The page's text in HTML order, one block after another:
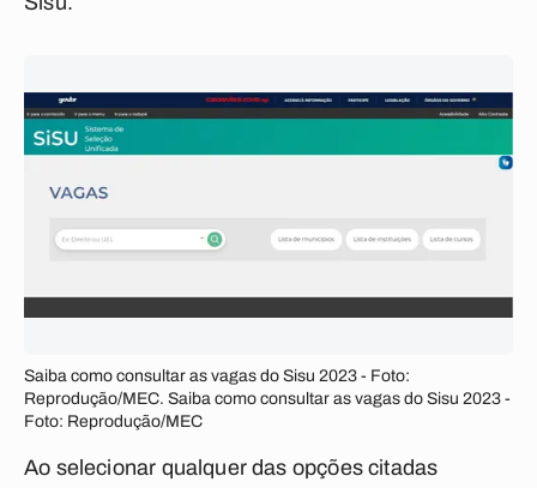
Saiba como consultar as vagas do Sisu 2023 - Foto:
Reprodução/MEC. Saiba como consultar as vagas do Sisu 2023 -
Foto: Reprodução/MEC
Ao selecionar qualquer das opções citadas